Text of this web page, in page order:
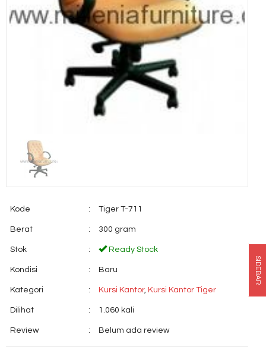
Kode : Tiger T-711
Berat : 300 gram
Stok : Ready Stock
Kondisi : Baru
Kategori : Kursi Kantor, Kursi Kantor Tiger
Dilihat : 1.060 kali
Review : Belum ada review
SIDEBAR